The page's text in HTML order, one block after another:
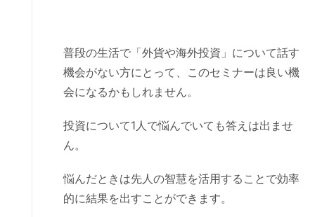
普段の生活で「外貨や海外投資」について話す
機会がない方にとって、このセミナーは良い機
会になるかもしれません。
投資について1人で悩んでいても答えは出ませ
ん。
悩んだときは先人の智慧を活用することで効率
的に結果を出すことができます。